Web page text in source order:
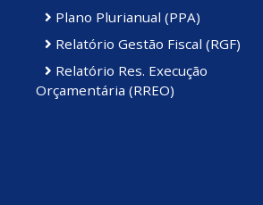
Plano Plurianual (PPA)
Relatório Gestão Fiscal (RGF)
Relatório Res. Execução
Orçamentária (RREO)